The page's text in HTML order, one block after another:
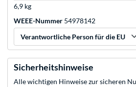
6,9 kg
WEEE-Nummer 54978142
Verantwortliche Person für die EU
Sicherheitshinweise
Alle wichtigen Hinweise zur sicheren